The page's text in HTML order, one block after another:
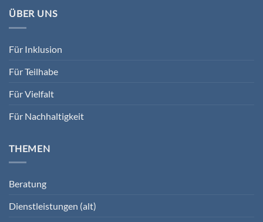
ÜBER UNS
Für Inklusion
Für Teilhabe
Für Vielfalt
Für Nachhaltigkeit
THEMEN
Beratung
Dienstleistungen (alt)